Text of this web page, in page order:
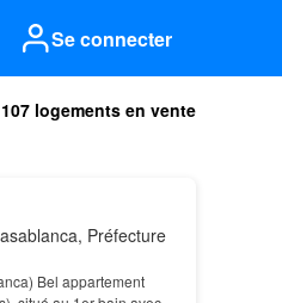
Se connecter
logements en vente
Préfecture
Bel appartement